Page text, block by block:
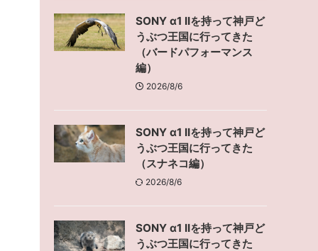
SONY α1 IIを持って神戸ど
うぶつ王国に行ってきた
（バードパフォーマンス
編）
2026/8/6
SONY α1 IIを持って神戸ど
うぶつ王国に行ってきた
（スナネコ編）
2026/8/6
SONY α1 IIを持って神戸ど
うぶつ王国に行ってきた